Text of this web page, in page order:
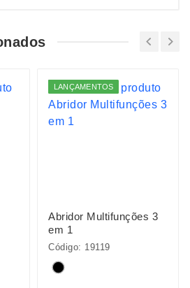
LANÇAMENTOS
Abridor Multifunções 3
em 1
Código: 19119